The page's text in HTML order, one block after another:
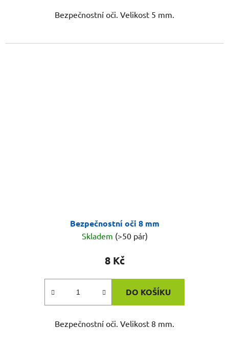
Bezpečnostní oči. Velikost 5 mm.
Bezpečnostní oči 8 mm
Skladem (>50 pár)
8 Kč
DO KOŠÍKU
Bezpečnostní oči. Velikost 8 mm.